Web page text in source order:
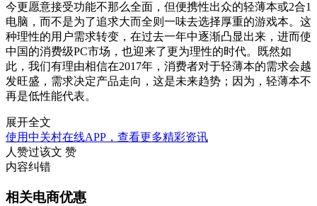
今更愿意接受功能不那么全面，但便携性出众的轻薄本或2合1
电脑，而不是为了追求大而全则一味去选择厚重的游戏本。这
种理性的用户需求转变，在过去一年中逐渐凸显出来，进而使
中国的消费级PC市场，也迎来了更为理性的时代。既然如
此，我们有理由相信在2017年，消费者对于轻薄本的需求会越
发旺盛，需求决定产品走向，这是未来趋势；因为，轻薄本不
再是低性能代表。
展开全文
使用中关村在线APP，查看更多精彩资讯
人赞过该文 赞
内容纠错
相关电商优惠